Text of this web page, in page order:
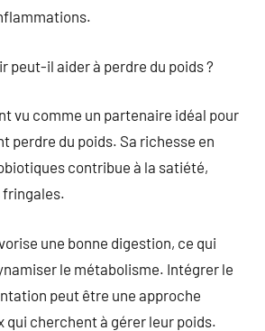
peut-il aider à perdre du poids ?
vu comme un partenaire idéal pour
perdre du poids. Sa richesse en
contribue à la satiété,
fringales.
une bonne digestion, ce qui
le métabolisme. Intégrer le
peut être une approche
qui cherchent à gérer leur poids.